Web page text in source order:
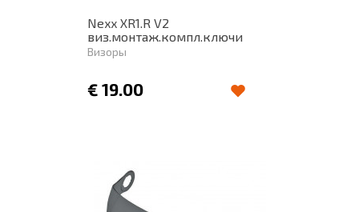
Nexx XR1.R V2
виз.монтаж.компл.ключи
Визоры
€ 19.00